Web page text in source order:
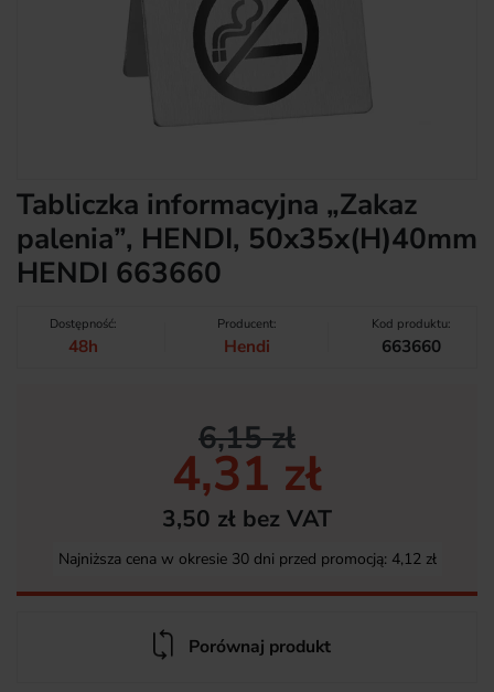
Tabliczka informacyjna „Zakaz
palenia”, HENDI, 50x35x(H)40mm
HENDI 663660
Dostępność:
48h
Producent:
Hendi
Kod produktu:
663660
6,15 zł
4,31 zł
3,50 zł bez VAT
Najniższa cena w okresie 30 dni przed promocją: 4,12 zł
Porównaj produkt